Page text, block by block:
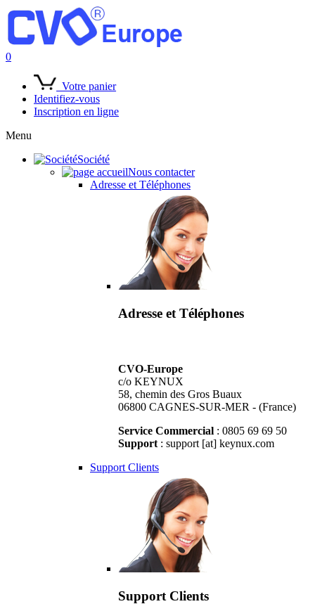
0
Votre panier
Identifiez-vous
Inscription en ligne
Menu
Société
Nous contacter
Adresse et Téléphones
Adresse et Téléphones
CVO-Europe
c/o KEYNUX
58, chemin des Gros Buaux
06800 CAGNES-SUR-MER - (France)
Service Commercial : 0805 69 69 50
Support : support [at] keynux.com
Support Clients
Support Clients